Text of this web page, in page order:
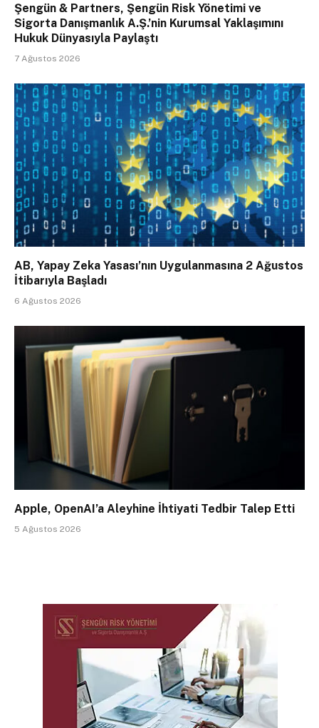
Şengün & Partners, Şengün Risk Yönetimi ve
Sigorta Danışmanlık A.Ş.’nin Kurumsal Yaklaşımını
Hukuk Dünyasıyla Paylaştı
7 Ağustos 2026
AB, Yapay Zeka Yasası’nın Uygulanmasına 2 Ağustos
İtibarıyla Başladı
6 Ağustos 2026
Apple, OpenAI’a Aleyhine İhtiyati Tedbir Talep Etti
5 Ağustos 2026